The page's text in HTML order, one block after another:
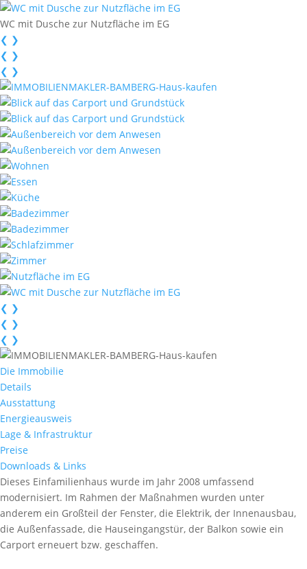
WC mit Dusche zur Nutzfläche im EG
❮ ❯
❮ ❯
❮ ❯
❮ ❯
❮ ❯
❮ ❯
Die Immobilie
Details
Ausstattung
Energieausweis
Lage & Infrastruktur
Preise
Downloads & Links
Dieses Einfamilienhaus wurde im Jahr 2008 umfassend
modernisiert. Im Rahmen der Maßnahmen wurden unter
anderem ein Großteil der Fenster, die Elektrik, der Innenausbau,
die Außenfassade, die Hauseingangstür, der Balkon sowie ein
Carport erneuert bzw. geschaffen.